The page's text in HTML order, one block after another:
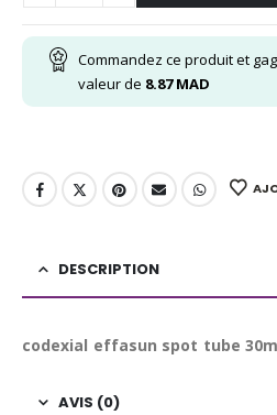
Commandez ce produit et
valeur de 8.87MAD
DESCRIPTION
codexial effasun spot tube
AVIS (0)